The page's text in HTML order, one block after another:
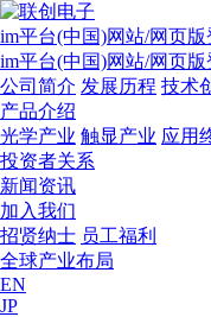
im平台(中国)网站/网页
im平台(中国)网站/网页
公司简介 发展历程 技术
产品介绍
光学产业 触显产业 应用
投资者关系
新闻资讯
加入我们
招贤纳士 员工福利
全球产业布局
EN
JP